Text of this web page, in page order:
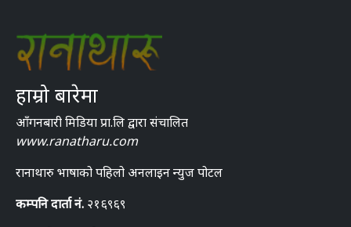
हाम्रो बारेमा
आँगनबारी मिडिया प्रा.लि द्वारा संचालित
www.ranatharu.com
रानाथारु भाषाको पहिलो अनलाइन न्युज पोटल
कम्पनि दार्ता नं. २१६९६९